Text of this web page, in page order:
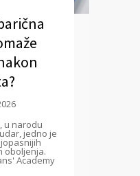
u narodu
jedno je
oboljenja.
Academy